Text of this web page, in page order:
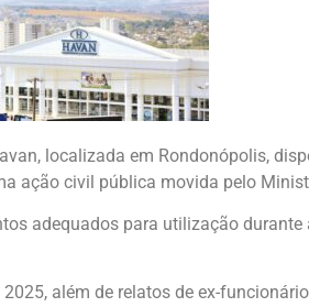
localizada em Rondonópolis,
ação civil pública movida pelo
adequados para utilização
além de relatos de ex-